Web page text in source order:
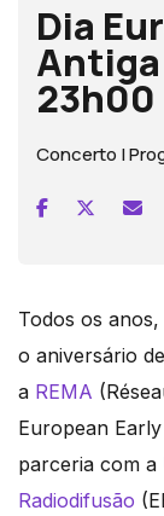
Dia
Antiga
23h00
Concerto |
Todos os
o aniversário
a REMA
European
parceria com a
Radiodifusão